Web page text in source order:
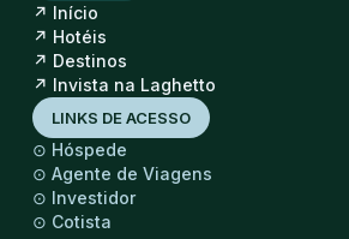
↗ Início
↗ Hotéis
↗ Destinos
↗ Invista na Laghetto
LINKS DE ACESSO
⊙ Hóspede
⊙ Agente de Viagens
⊙ Investidor
⊙ Cotista